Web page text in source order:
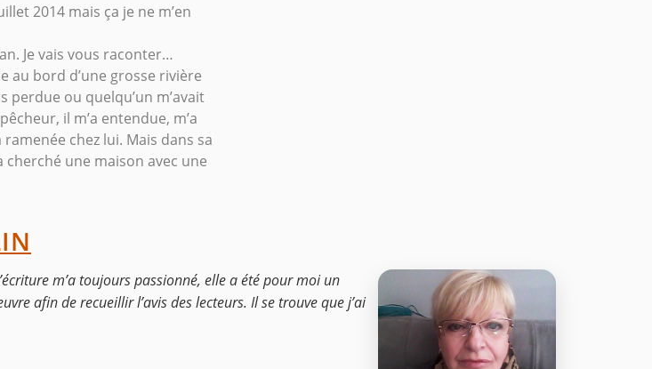
2014 mais ça je ne m’en
Je vais vous raconter…
au bord d’une grosse rivière
perdue ou quelqu’un m’avait
il m’a entendue, m’a
ramenée chez lui. Mais dans sa
une maison avec une
m’a toujours passionné, elle a été pour moi un
afin de recueillir l’avis des lecteurs. Il se trouve que j’ai